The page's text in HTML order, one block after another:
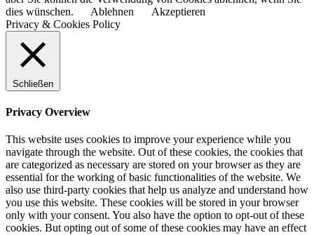
dies wünschen.
Ablehnen
Akzeptieren
Privacy & Cookies Policy
Schließen
Privacy Overview
This website uses cookies to improve your experience while you
navigate through the website. Out of these cookies, the cookies that
are categorized as necessary are stored on your browser as they are
essential for the working of basic functionalities of the website. We
also use third-party cookies that help us analyze and understand how
you use this website. These cookies will be stored in your browser
only with your consent. You also have the option to opt-out of these
cookies. But opting out of some of these cookies may have an effect